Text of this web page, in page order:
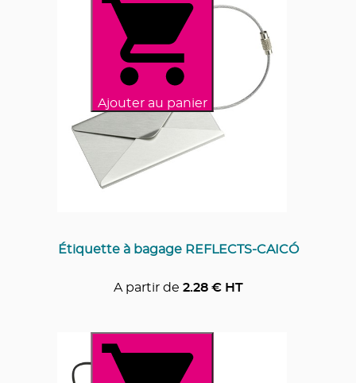
Ajouter au panier
Étiquette à bagage REFLECTS-CAICÓ
A partir de 2.28€ HT